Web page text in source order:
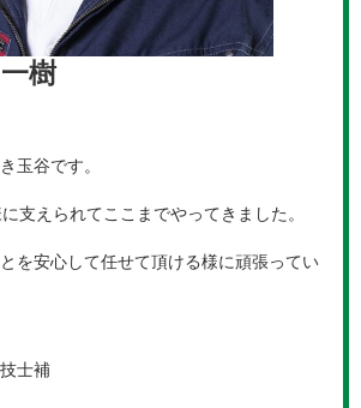
樹
玉谷です。
支えられてここまでやってきました。
を安心して任せて頂ける様に頑張ってい
士補